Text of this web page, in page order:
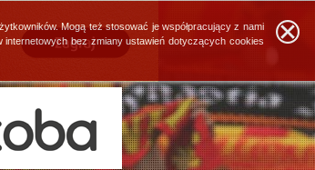
Mogą też stosować je współpracujący z nami
internetowych bez zmiany ustawień dotyczących cookies